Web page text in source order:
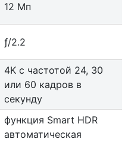
12 Мп
ƒ/2.2
4K с частотой 24, 30
или 60 кадров в
секунду
функция Smart HDR
автоматическая